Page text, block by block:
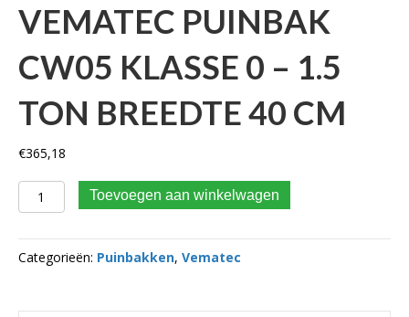
VEMATEC PUINBAK
CW05 KLASSE 0 – 1.5
TON BREEDTE 40 CM
€365,18
VEMATEC Puinbak CW05 KLASSE 0 – 1.5 TON BREEDTE 40
CM aantal
Toevoegen aan winkelwagen
Categorieën: Puinbakken, Vematec